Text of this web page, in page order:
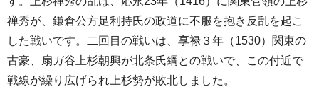
禅秀が、鎌倉公方足利持氏の政道に不服を抱き反乱を起こ
した戦いです。二回目の戦いは、享禄３年（1530）関東の
古豪、扇ガ谷上杉朝興が北条氏綱との戦いで、この付近で
戦線が繰り広げられ上杉勢が敗北しました。